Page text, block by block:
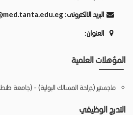
البريد الالكترونى:
العنوان:
المؤهلات العلمية
ماجستير (جراحة المسالك البولية) - (جامعة طنطا) -
التدرج الوظيفي